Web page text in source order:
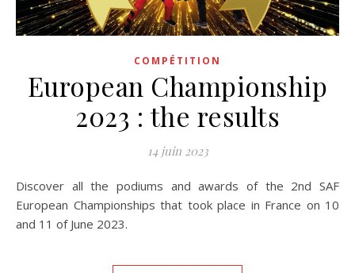
COMPÉTITION
European Championship
2023 : the results
14 juin 2023
Discover all the podiums and awards of the 2nd SAF
European Championships that took place in France on 10
and 11 of June 2023.